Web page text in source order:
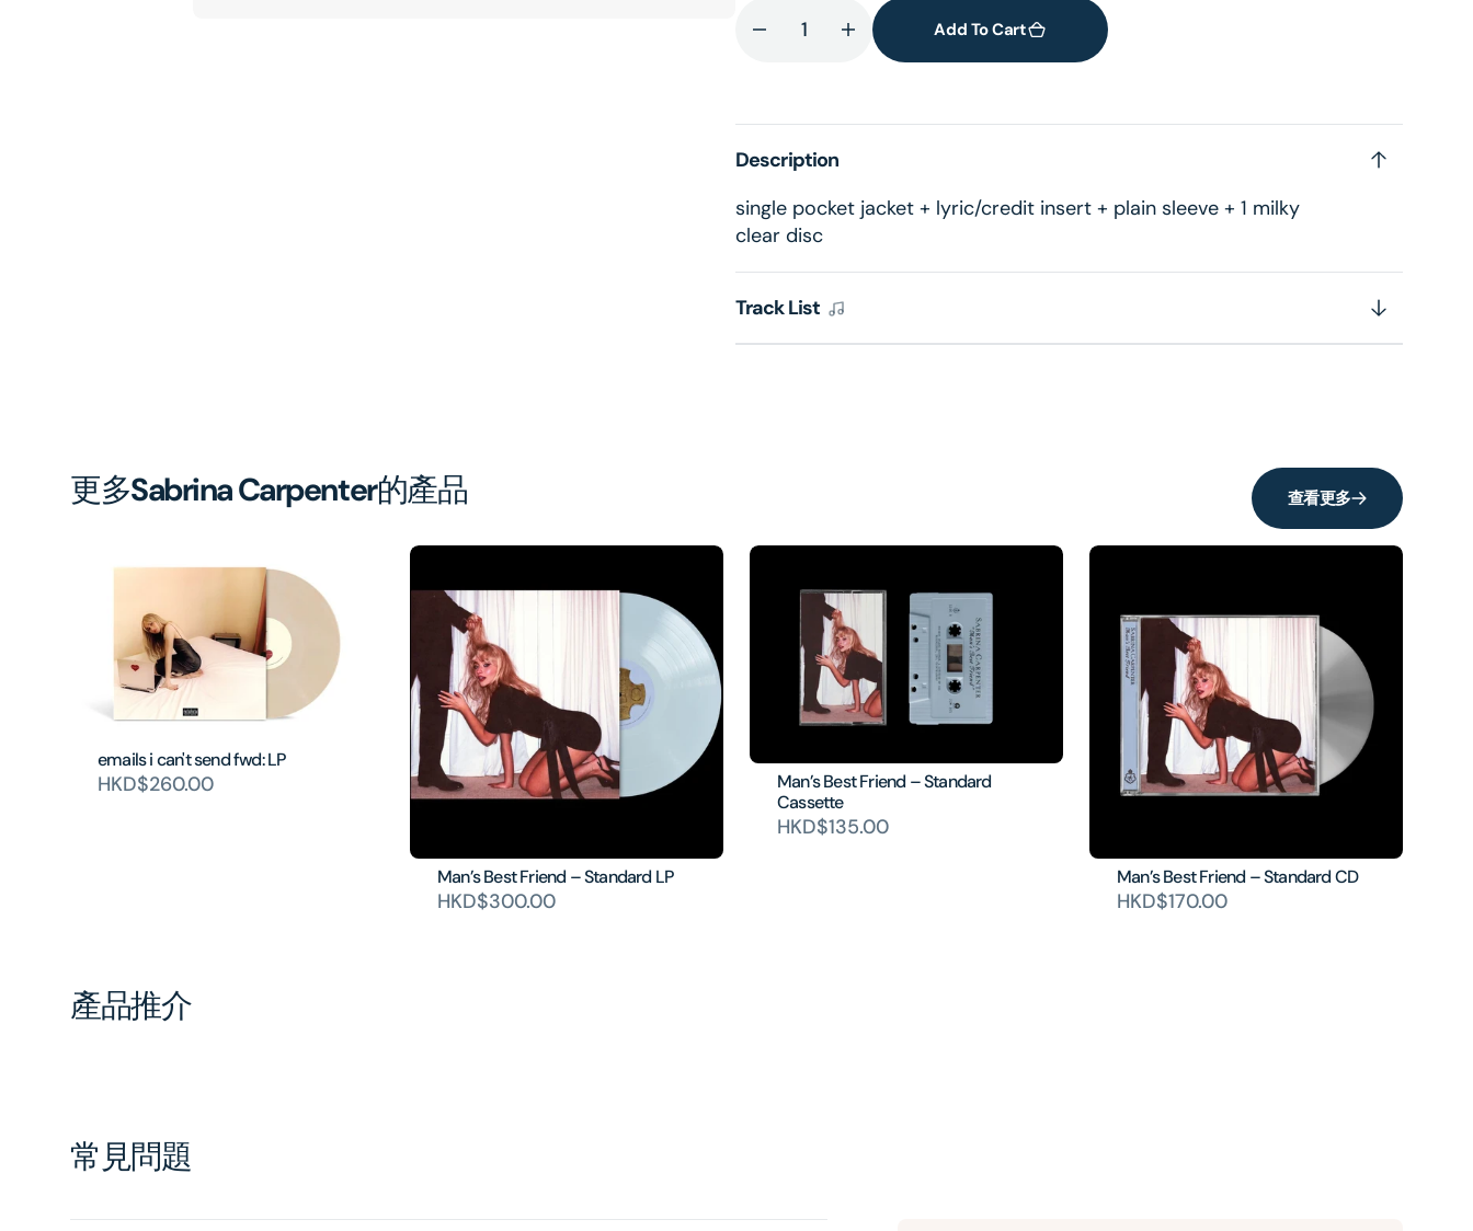
Decrease
Fruitcake
Milky
Clear
LP
Increase
quantity
Fruitcake
LP
Add To Cart
Description
single pocket jacket + lyric/credit insert + plain sleeve + 1 milky
clear disc
Track List
更多Sabrina Carpenter的產品 查看更多
emails i can't send fwd: LP
HKD$260.00
Man’s Best Friend – Standard LP
HKD$300.00
Man’s Best Friend – Standard
Cassette
HKD$135.00
Man’s Best Friend – Standard CD
HKD$170.00
產品推介
常見問題